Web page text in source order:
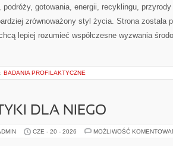
podróży, gotowania, energii, recyklingu,
zrównoważony styl życia. Strona została
lepiej rozumieć współczesne wyzwania
BADANIA PROFILAKTYCZNE
DLA NIEGO
CZE - 20 - 2026 MOŻLIWOŚĆ